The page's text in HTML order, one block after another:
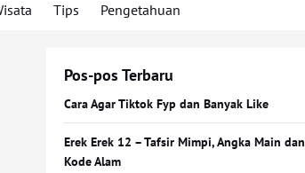
Tips Pengetahuan
Pos-pos Terbaru
Cara Agar Tiktok Fyp dan Banyak Like
Erek Erek 12 – Tafsir Mimpi, Angka Main dan
Kode Alam